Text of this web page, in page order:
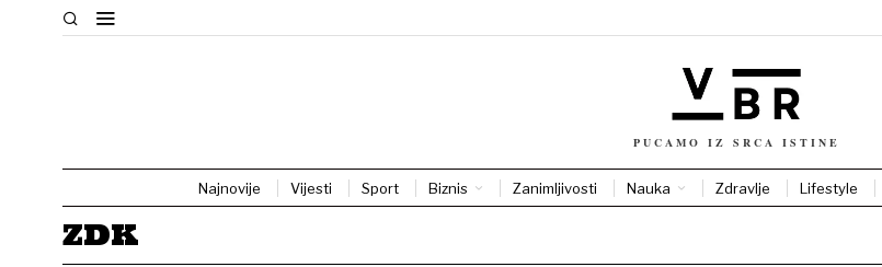
PUCAMO IZ SRCA ISTINE
Najnovije Vijesti Sport Biznis Zanimljivosti Nauka Zdravlje Lifestyle
ZDK